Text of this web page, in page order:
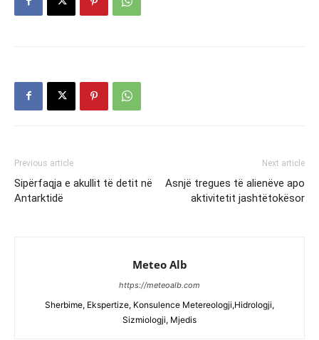
Previous article
Sipërfaqja e akullit të detit në
Antarktidë
Next article
Asnjë tregues të alienëve apo
aktivitetit jashtëtokësor
Meteo Alb
https://meteoalb.com
Sherbime, Ekspertize, Konsulence Metereologji,Hidrologji,
Sizmiologji, Mjedis